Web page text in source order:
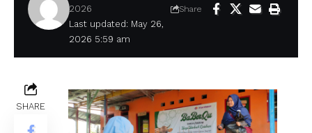
Last updated: May 26,
2026 5:59 am
2026
Share
SHARE